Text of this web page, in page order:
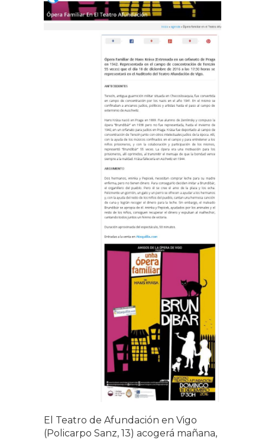
El Teatro de Afundación en Vigo
(Policarpo Sanz, 13) acogerá mañana,